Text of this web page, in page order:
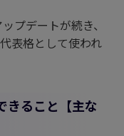
プデートが続き、
表格として使われ
ること【主な